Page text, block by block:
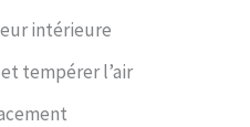
intérieure
tempérer l’air